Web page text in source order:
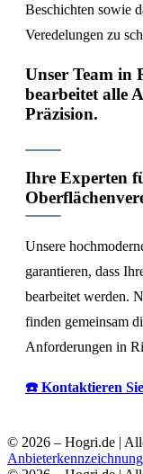
Beschichten sowie
Veredelungen zu
Unser Team in
bearbeitet alle
Präzision.
Ihre Experten
Unsere
garantieren, dass
bearbeitet werden.
finden gemeinsam
Anforderungen in
☎️ Kontaktieren
© 2026 – Hogri.de |
Anbieterkennzeichnung